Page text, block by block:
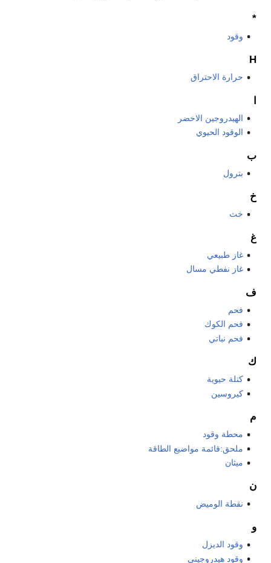
*
وقود
H
حرارة الاحتراق
الهيدروجين الاخضر
الوقود الحيوي
ب
بترول
خ
خث
غ
غاز طبيعي
غاز نفطي مسال
ف
فحم
فحم الكوك
فحم نباتي
ك
كتلة حيوية
كيروسين
م
محطة وقود
ملحق:قائمة مواضيع الطاقة
ميثان
ن
نقطة الوميض
و
وقود الديزل
وقود هيدروجيني